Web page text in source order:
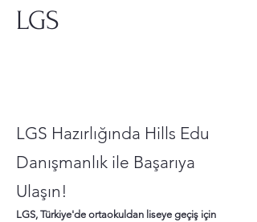
LGS
LGS Hazırlığında Hills Edu
Danışmanlık ile Başarıya
Ulaşın!
LGS, Türkiye'de ortaokuldan liseye geçiş için